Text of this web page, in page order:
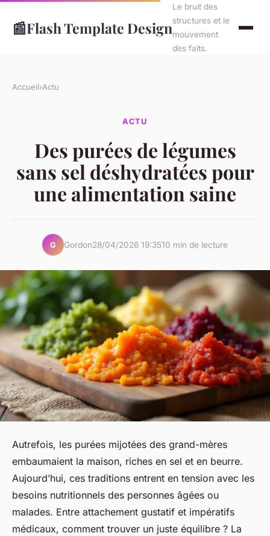
📰Flash Template Design
Le bruit des
structures et le
mouvement
des faits.
Accueil›Actu
ACTU
Des purées de légumes
sans sel déshydratées pour
une alimentation saine
G Gordon28/04/2026 19:3510 min de lecture
Autrefois, les purées mijotées des grand-mères
embaumaient la maison, riches en sel et en beurre.
Aujourd’hui, ces traditions entrent en tension avec les
besoins nutritionnels des personnes âgées ou
malades. Entre attachement gustatif et impératifs
médicaux, comment trouver un juste équilibre ? La